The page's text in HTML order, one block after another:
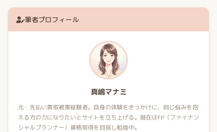
筆者プロフィール
真嶋マナミ
元・先払い買取被害経験者。自身の体験をきっかけに、同じ悩みを抱
える方の力になりたいとサイトを立ち上げる。現在はFP（ファイナン
シャルプランナー）資格取得を目指し勉強中。